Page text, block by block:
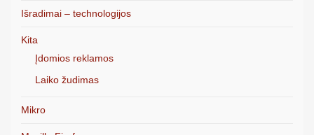
Išradimai – technologijos
Kita
Įdomios reklamos
Laiko žudimas
Mikro